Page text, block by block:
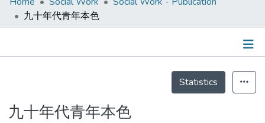
Researchers
Projects
九十年代青年本色
Statistics
九十年代青年本色